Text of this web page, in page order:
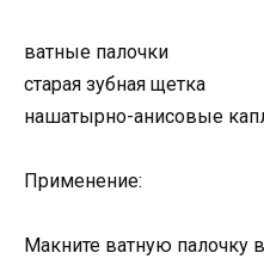
ватные палочки
старая зубная щетка
нашатырно-анисовые
Применение:
Макните ватную палочку